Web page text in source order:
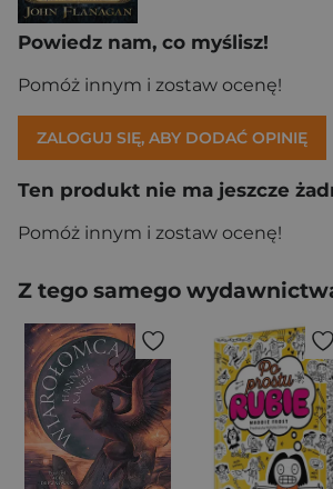
Powiedz nam, co myślisz!
Pomóż innym i zostaw ocenę!
ZALOGUJ SIĘ, ABY DODAĆ OPINIĘ
Ten produkt nie ma jeszcze
Pomóż innym i zostaw ocenę!
Z tego samego